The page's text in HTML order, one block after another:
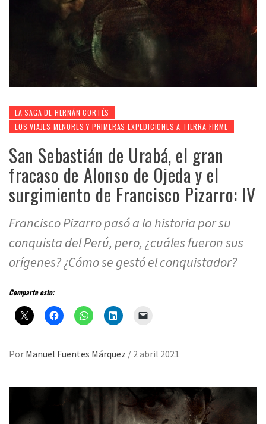
LA SAGA DE HERNÁN CORTÉS
LOS VIAJES MENORES Y PRIMERAS EXPEDICIONES A TIERRA FIRME
San Sebastián de Urabá, el gran
fracaso de Alonso de Ojeda y el
surgimiento de Francisco Pizarro: IV
Francisco Pizarro pasó a la historia por su
conquista del Perú, pero, ¿cuáles fueron sus
orígenes? ¿Cómo se gestó el conquistador?
Comparte esto:
Por Manuel Fuentes Márquez / 2 abril 2021